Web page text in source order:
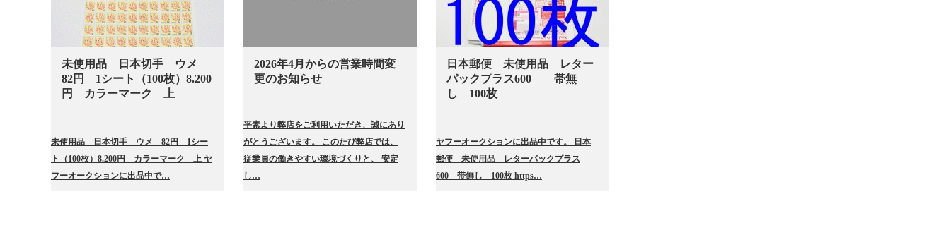
未使用品 日本切手 ウメ
82円 1シート（100枚）8.200
円 カラーマーク 上
未使用品 日本切手 ウメ 82円 1シー
ト（100枚）8.200円 カラーマーク 上 ヤ
フーオークションに出品中で…
2026年4月からの営業時間変
更のお知らせ
平素より弊店をご利用いただき、誠にあり
がとうございます。 このたび弊店では、
従業員の働きやすい環境づくりと、 安定
し…
日本郵便 未使用品 レター
パックプラス600 帯無
し 100枚
ヤフーオークションに出品中です。 日本
郵便 未使用品 レターパックプラス
600 帯無し 100枚 https…